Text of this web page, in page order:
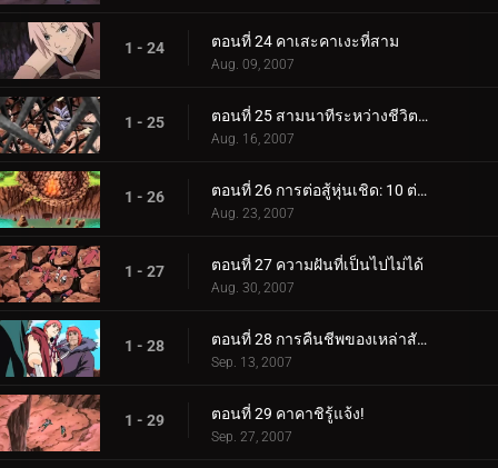
1 - 24 ตอนที่ 24 คาเสะคาเงะที่สาม
Aug. 09, 2007
1 - 25 ตอนที่ 25 สามนาทีระหว่างชีวิตและความตาย
Aug. 16, 2007
1 - 26 ตอนที่ 26 การต่อสู้หุ่นเชิด: 10 ต่อ 100!
Aug. 23, 2007
1 - 27 ตอนที่ 27 ความฝันที่เป็นไปไม่ได้
Aug. 30, 2007
1 - 28 ตอนที่ 28 การคืนชีพของเหล่าสัตว์ร้าย
Sep. 13, 2007
1 - 29 ตอนที่ 29 คาคาชิรู้แจ้ง!
Sep. 27, 2007